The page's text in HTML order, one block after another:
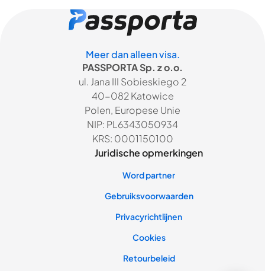
Meer dan alleen visa.
PASSPORTA Sp. z o.o.
ul. Jana III Sobieskiego 2
40-082 Katowice
Polen, Europese Unie
NIP: PL6343050934
KRS: 0001150100
Juridische opmerkingen
Word partner
Gebruiksvoorwaarden
Privacyrichtlijnen
Cookies
Retourbeleid